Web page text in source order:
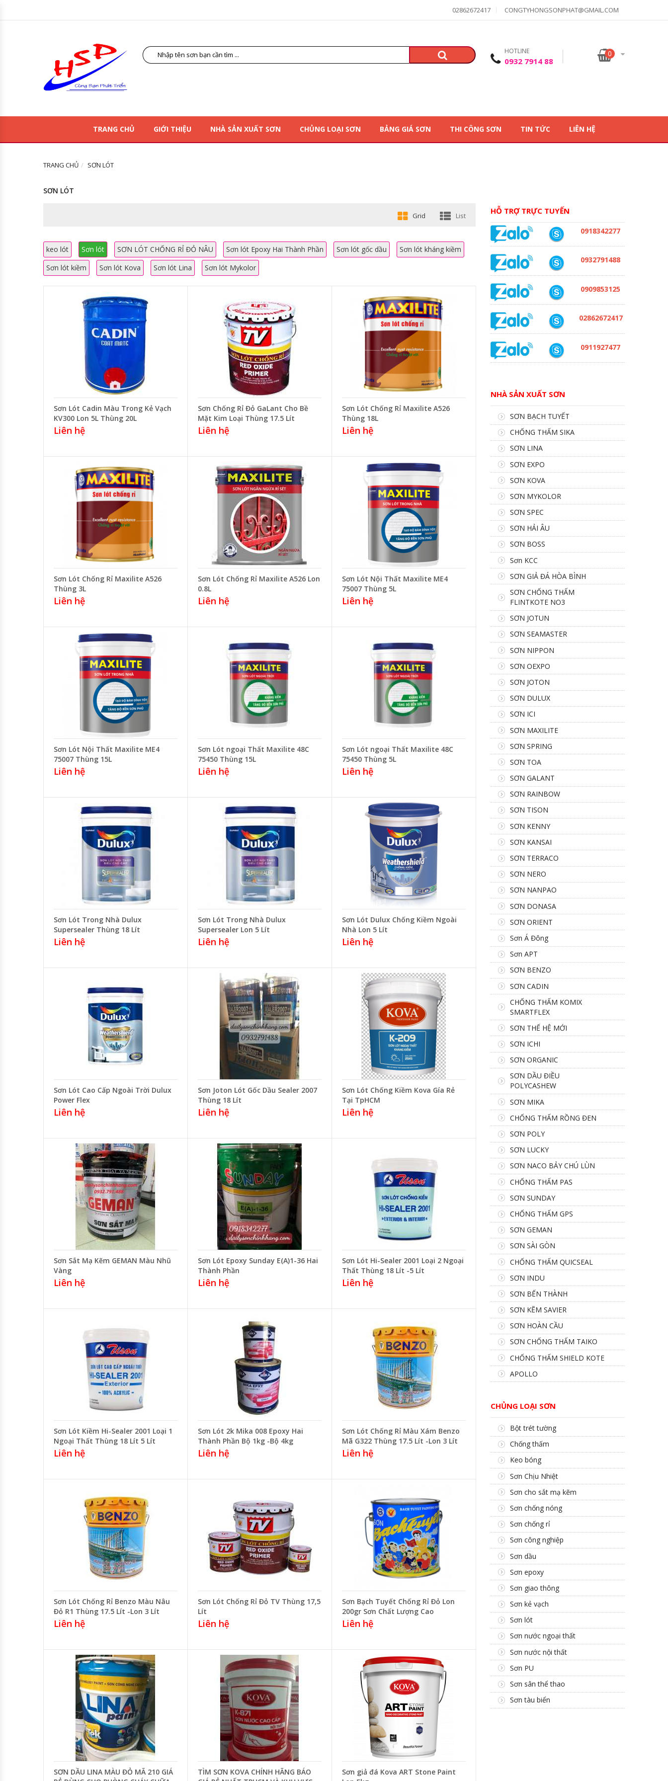
02862672417 CONGTYHONGSONPHAT@GMAIL.COM
HOTLINE
0932 7914 88
0
TRANG CHỦ GIỚI THIỆU NHÀ SẢN XUẤT SƠN CHỦNG LOẠI SƠN BẢNG GIÁ SƠN THI CÔNG SƠN TIN TỨC LIÊN HỆ
TRANG CHỦ SƠN LÓT
SƠN LÓT
Grid List
keo lót Sơn lót SƠN LÓT CHỐNG RỈ ĐỎ NÂU Sơn lót Epoxy Hai Thành Phần Sơn lót gốc dầu
Sơn lót kháng kiềm
Sơn lót kiềm
Sơn lót Kova Sơn lót Lina Sơn lót Mykolor
Sơn Lót Cadin Màu Trong Kẻ Vạch
KV300 Lon 5L Thùng 20L
Liên hệ
Sơn Chống Rỉ Đỏ GaLant Cho Bề
Mặt Kim Loại Thùng 17.5 Lít
Liên hệ
Sơn Lót Chống Rỉ Maxilite A526
Thùng 18L
Liên hệ
Sơn Lót Chống Rỉ Maxilite A526
Thùng 3L
Liên hệ
Sơn Lót Chống Rỉ Maxilite A526 Lon
0.8L
Liên hệ
Sơn Lót Nội Thất Maxilite ME4
75007 Thùng 5L
Liên hệ
Sơn Lót Nội Thất Maxilite ME4
75007 Thùng 15L
Liên hệ
Sơn Lót ngoại Thất Maxilite 48C
75450 Thùng 15L
Liên hệ
Sơn Lót ngoại Thất Maxilite 48C
75450 Thùng 5L
Liên hệ
Sơn Lót Trong Nhà Dulux
Supersealer Thùng 18 Lít
Liên hệ
Sơn Lót Trong Nhà Dulux
Supersealer Lon 5 Lít
Liên hệ
Sơn Lót Dulux Chống Kiềm Ngoài
Nhà Lon 5 Lít
Liên hệ
Sơn Lót Cao Cấp Ngoài Trời Dulux
Power Flex
Liên hệ
Sơn Joton Lót Gốc Dầu Sealer 2007
Thùng 18 Lít
Liên hệ
Sơn Lót Chống Kiềm Kova Gía Rẻ
Tại TpHCM
Liên hệ
Sơn Sắt Mạ Kẽm GEMAN Màu Nhũ
Vàng
Liên hệ
Sơn Lót Epoxy Sunday E(A)1-36 Hai
Thành Phần
Liên hệ
Sơn Lót Hi-Sealer 2001 Loại 2 Ngoại
Thất Thùng 18 Lít -5 Lít
Liên hệ
Sơn Lót Kiềm Hi-Sealer 2001 Loại 1
Ngoại Thất Thùng 18 Lít 5 Lít
Liên hệ
Sơn Lót 2k Mika 008 Epoxy Hai
Thành Phần Bộ 1kg -Bộ 4kg
Liên hệ
Sơn Lót Chống Rỉ Màu Xám Benzo
Mã G322 Thùng 17.5 Lít -Lon 3 Lít
Liên hệ
Sơn Lót Chống Rỉ Benzo Màu Nâu
Đỏ R1 Thùng 17.5 Lít -Lon 3 Lít
Liên hệ
Sơn Lót Chống Rỉ Đỏ TV Thùng 17,5
Lít
Liên hệ
Sơn Bạch Tuyết Chống Rỉ Đỏ Lon
200gr Sơn Chất Lượng Cao
Liên hệ
SƠN DẦU LINA MÀU ĐỎ MÃ 210 GIÁ
TÌM SƠN KOVA CHÍNH HÃNG BÁO
Sơn giả đá Kova ART Stone Paint
HỖ TRỢ TRỰC TUYẾN
0918342277
0932791488
0909853125
02862672417
0911927477
NHÀ SẢN XUẤT SƠN
SƠN BẠCH TUYẾT
CHỐNG THẤM SIKA
SƠN LINA
SƠN EXPO
SƠN KOVA
SƠN MYKOLOR
SƠN SPEC
SƠN HẢI ÂU
SƠN BOSS
Sơn KCC
SƠN GIẢ ĐÁ HÒA BÌNH
SƠN CHỐNG THẤM
FLINTKOTE NO3
SƠN JOTUN
SƠN SEAMASTER
SƠN NIPPON
SƠN OEXPO
SƠN JOTON
SƠN DULUX
SƠN ICI
SƠN MAXILITE
SƠN SPRING
SƠN TOA
SƠN GALANT
SƠN RAINBOW
SƠN TISON
SƠN KENNY
SƠN KANSAI
SƠN TERRACO
SƠN NERO
SƠN NANPAO
SƠN DONASA
SƠN ORIENT
Sơn Á Đông
Sơn APT
SƠN BENZO
SƠN CADIN
CHỐNG THẤM KOMIX
SMARTFLEX
SƠN THẾ HỆ MỚI
SƠN ICHI
SƠN ORGANIC
SƠN DẦU ĐIỀU
POLYCASHEW
SƠN MIKA
CHỐNG THẤM RỒNG ĐEN
SƠN POLY
SƠN LUCKY
SƠN NACO BẢY CHÚ LÙN
CHỐNG THẤM PAS
SƠN SUNDAY
CHỐNG THẤM GPS
SƠN GEMAN
SƠN SÀI GÒN
CHỐNG THẤM QUICSEAL
SƠN INDU
SƠN BẾN THÀNH
SƠN KẼM SAVIER
SƠN HOÀN CẦU
SƠN CHỐNG THẤM TAIKO
CHỐNG THẤM SHIELD KOTE
APOLLO
CHỦNG LOẠI SƠN
Bột trét tường
Chống thấm
Keo bóng
Sơn Chịu Nhiệt
Sơn cho sắt mạ kẽm
Sơn chống nóng
Sơn chống rỉ
Sơn công nghiệp
Sơn dầu
Sơn epoxy
Sơn giao thông
Sơn kẻ vạch
Sơn lót
Sơn nước ngoại thất
Sơn nước nội thất
Sơn PU
Sơn sân thể thao
Sơn tàu biển